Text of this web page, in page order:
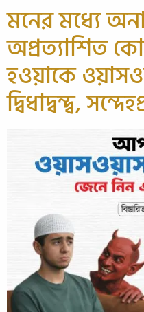
মনের মধ্যে
অপ্রত্যাশিত
হওয়াকে
দ্বিধাদ্বন্দ্ব,